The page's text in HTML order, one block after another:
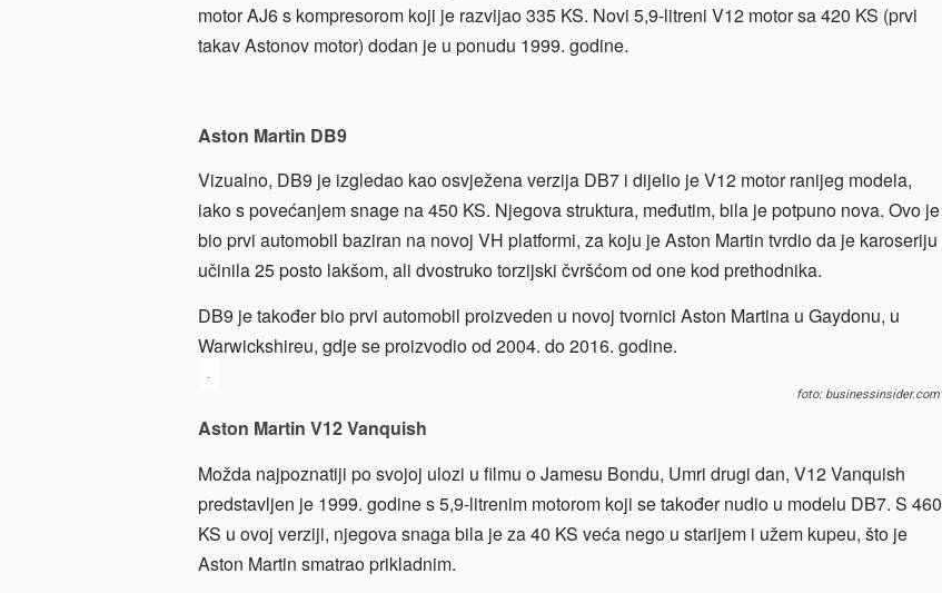
motor AJ6 s kompresorom koji je razvijao 335 KS. Novi 5,9-litreni V12 motor sa 420 KS (prvi
takav Astonov motor) dodan je u ponudu 1999. godine.
Aston Martin DB9
Vizualno, DB9 je izgledao kao osvježena verzija DB7 i dijelio je V12 motor ranijeg modela,
iako s povećanjem snage na 450 KS. Njegova struktura, međutim, bila je potpuno nova. Ovo je
bio prvi automobil baziran na novoj VH platformi, za koju je Aston Martin tvrdio da je karoseriju
učinila 25 posto lakšom, ali dvostruko torzijski čvršćom od one kod prethodnika.
DB9 je također bio prvi automobil proizveden u novoj tvornici Aston Martina u Gaydonu, u
Warwickshireu, gdje se proizvodio od 2004. do 2016. godine.
foto: businessinsider.com
Aston Martin V12 Vanquish
Možda najpoznatiji po svojoj ulozi u filmu o Jamesu Bondu, Umri drugi dan, V12 Vanquish
predstavljen je 1999. godine s 5,9-litrenim motorom koji se također nudio u modelu DB7. S 460
KS u ovoj verziji, njegova snaga bila je za 40 KS veća nego u starijem i užem kupeu, što je
Aston Martin smatrao prikladnim.